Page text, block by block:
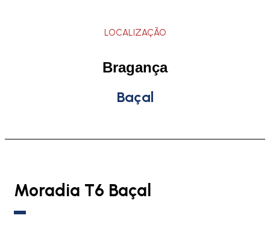
LOCALIZAÇÃO
Bragança
Baçal
Moradia T6 Baçal